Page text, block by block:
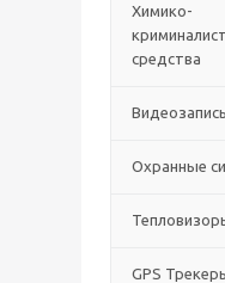
Химико-
средства
Видеозапись
Охранные
GPS